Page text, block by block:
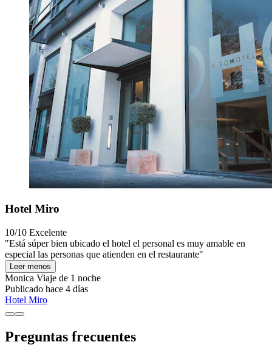
Hotel Miro
10/10 Excelente
"Está súper bien ubicado el hotel el personal es muy amable en
especial las personas que atienden en el restaurante"
Leer menos
Monica Viaje de 1 noche
Publicado hace 4 días
Hotel Miro
Preguntas frecuentes